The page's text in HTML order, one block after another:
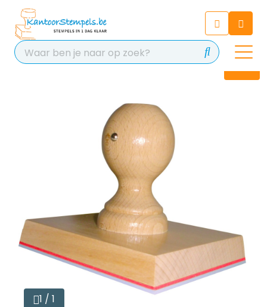
Chat 24/7 met onze chatbot
voor hulp
Contact
1 / 1